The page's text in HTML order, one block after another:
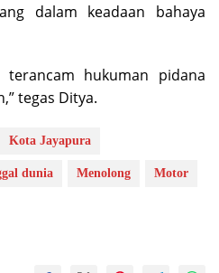
dalam keadaan bahaya
terancam hukuman pidana
tegas Ditya.
Kota Jayapura
dunia Menolong Motor